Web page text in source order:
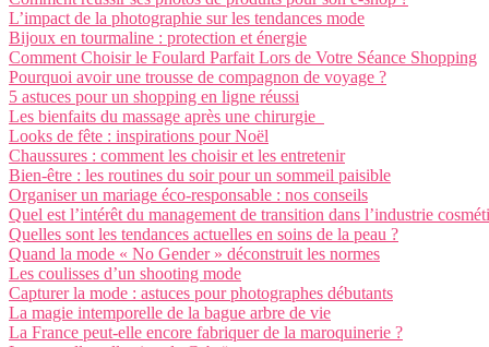
L’impact de la photographie sur les tendances mode
Bijoux en tourmaline : protection et énergie
Comment Choisir le Foulard Parfait Lors de Votre Séance Shopping
Pourquoi avoir une trousse de compagnon de voyage ?
5 astuces pour un shopping en ligne réussi
Les bienfaits du massage après une chirurgie
Looks de fête : inspirations pour Noël
Chaussures : comment les choisir et les entretenir
Bien-être : les routines du soir pour un sommeil paisible
Organiser un mariage éco-responsable : nos conseils
Quel est l’intérêt du management de transition dans l’industrie
Quelles sont les tendances actuelles en soins de la peau ?
Quand la mode « No Gender » déconstruit les normes
Les coulisses d’un shooting mode
Capturer la mode : astuces pour photographes débutants
La magie intemporelle de la bague arbre de vie
La France peut-elle encore fabriquer de la maroquinerie ?